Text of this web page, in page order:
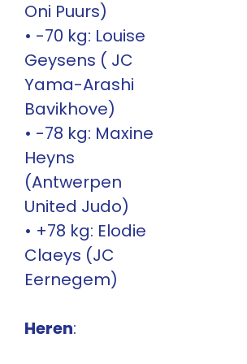
Oni Puurs)
• -70 kg: Louise
Geysens ( JC
Yama-Arashi
Bavikhove)
• -78 kg: Maxine
Heyns
(Antwerpen
United Judo)
• +78 kg: Elodie
Claeys (JC
Eernegem)
Heren: